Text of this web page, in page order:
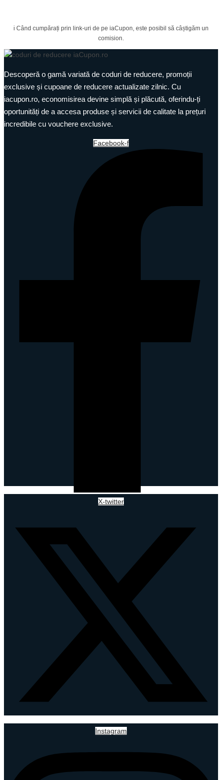
ℹ️ Când cumpărați prin link-uri de pe iaCupon, este posibil să câștigăm un
comision.
Descoperă o gamă variată de coduri de reducere, promoții
exclusive și cupoane de reducere actualizate zilnic. Cu
iacupon.ro, economisirea devine simplă și plăcută, oferindu-ți
oportunități de a accesa produse și servicii de calitate la prețuri
incredibile cu vouchere exclusive.
Facebook-f
X-twitter
Instagram